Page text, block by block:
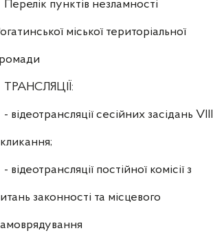
Перелік пунктів незламності
міської територіальної
ТРАНСЛЯЦІЇ:
- відеотрансляції сесійних засідань VIII
- відеотрансляції постійної комісії з
законності та місцевого